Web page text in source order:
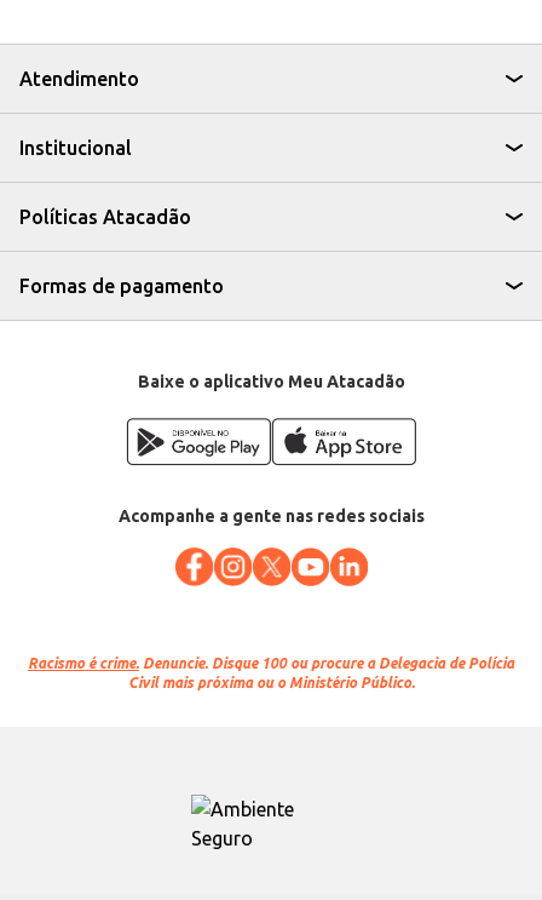
Atendimento
Institucional
Políticas Atacadão
Formas de pagamento
Baixe o aplicativo Meu Atacadão
Acompanhe a gente nas redes sociais
Racismo é crime. Denuncie. Disque 100 ou procure a Delegacia de Polícia
Civil mais próxima ou o Ministério Público.